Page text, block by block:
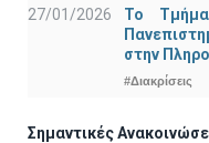
27/01/2026
Το
στην
#Διακρίσεις
Σημαντικές